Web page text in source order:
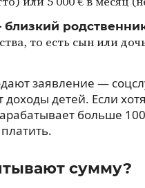
то есть сын или
заявление —
доходы детей. Если
больше
сумму?